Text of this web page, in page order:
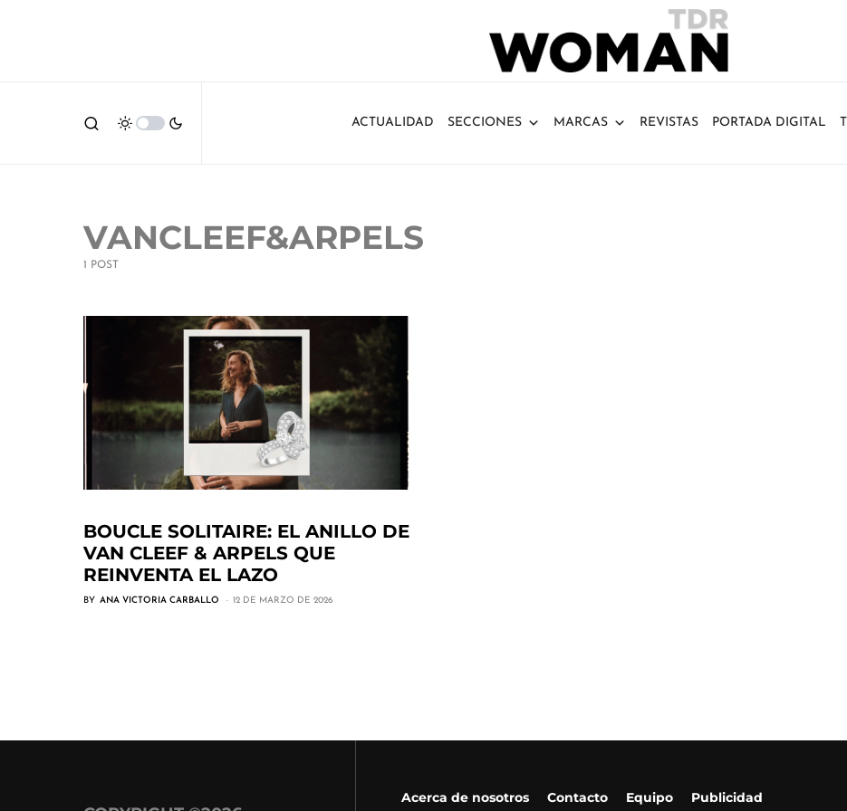
ACTUALIDAD SECCIONES MARCAS REVISTAS PORTADA DIGITAL
VANCLEEF&ARPELS
1 POST
BOUCLE SOLITAIRE: EL ANILLO DE
VAN CLEEF & ARPELS QUE
REINVENTA EL LAZO
BY ANA VICTORIA CARBALLO 12 DE MARZO DE 2026
Acerca de nosotros Contacto Equipo Publicidad